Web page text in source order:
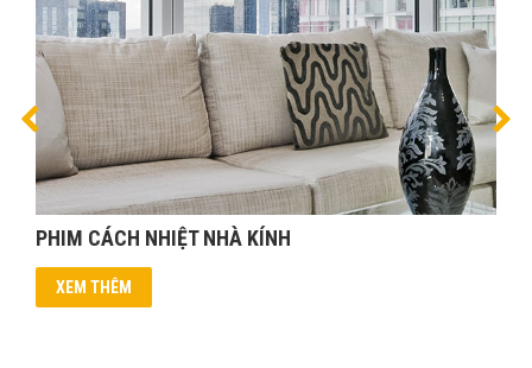
PHIM CÁCH NHIỆT NHÀ KÍNH
XEM THÊM